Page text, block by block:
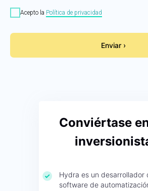
Acepto la Política de privacidad
Enviar ›
Conviértase
Hydra es un desarrollador
software de